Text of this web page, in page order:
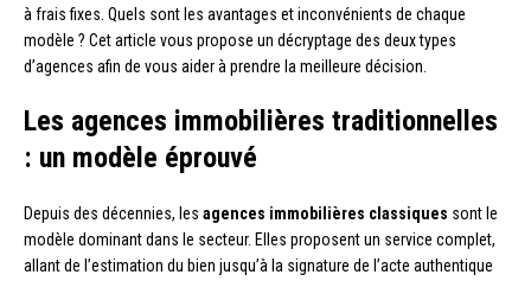
à frais fixes. Quels sont les avantages et inconvénients de chaque
modèle ? Cet article vous propose un décryptage des deux types
d’agences afin de vous aider à prendre la meilleure décision.
Les agences immobilières traditionnelles
: un modèle éprouvé
Depuis des décennies, les agences immobilières classiques sont le
modèle dominant dans le secteur. Elles proposent un service complet,
allant de l’estimation du bien jusqu’à la signature de l’acte authentique